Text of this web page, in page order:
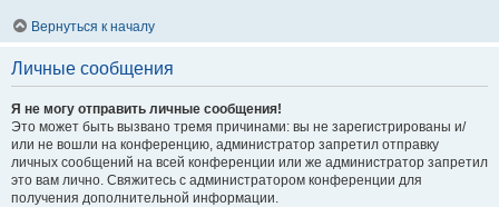
Вернуться к началу
Личные сообщения
Я не могу отправить личные сообщения!
Это может быть вызвано тремя причинами: вы не зарегистрированы и/
или не вошли на конференцию, администратор запретил отправку
личных сообщений на всей конференции или же администратор запретил
это вам лично. Свяжитесь с администратором конференции для
получения дополнительной информации.